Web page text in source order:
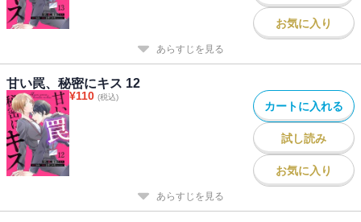
お気に入り
あらすじを見る
甘い罠、秘密にキス 12
¥110 (税込)
カートに入れる
試し読み
お気に入り
あらすじを見る